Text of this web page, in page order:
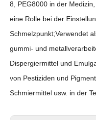
8, PEG8000 in der
eine Rolle bei der
Schmelzpunkt;Verwendet
gummi- und
Dispergiermittel und
von Pestiziden und
Schmiermittel usw. in der